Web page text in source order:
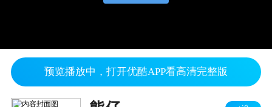
预览播放中，打开优酷APP看高清完整版